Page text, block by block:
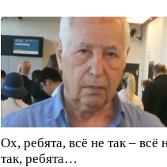
Ох, ребята, всё не так – всё
так, ребята…